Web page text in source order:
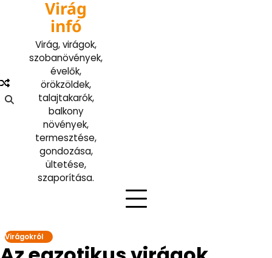
Virág
infó
Virág, virágok,
szobanövények,
évelők,
örökzöldek,
talajtakarók,
balkony
növények,
termesztése,
gondozása,
ültetése,
szaporítása.
Virágokról